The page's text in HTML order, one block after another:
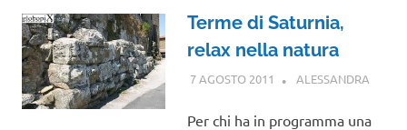
Terme di Saturnia,
relax nella natura
7 AGOSTO 2011 ALESSANDRA
Per chi ha in programma una